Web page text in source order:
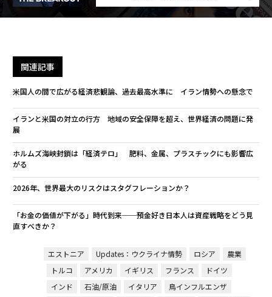
関連記事
米国人の間で広がる経済悲観論、過去最高水準に イラン情勢への懸念で
イランと米国の対立の行方 地域の安全保障を超え、世界経済の問題に発
展
ホルムズ海峡封鎖は「経済テロ」 肥料、金属、プラスチックにも影響広
がる
2026年、世界最大のリスクはスタグフレーションか？
「お金の価値が下がる」時代到来──預金好き日本人は資産戦略をどう見
直すべきか？
エストニア Updates：ウクライナ情勢 ロシア
農業
トルコ
アメリカ イギリス フランス
ドイツ
インド
石油/原油 イタリア
鳥インフルエンザ